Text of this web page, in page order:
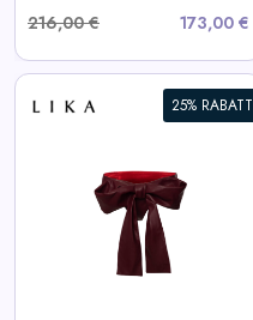
216,00 €
173,00 €
25% RABATT
Bordeaux Kleid mit
voluminösen Elementen
View All LIKA Deals